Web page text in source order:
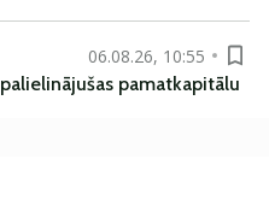
06.08.26, 10:55
palielinājušas pamatkapitālu